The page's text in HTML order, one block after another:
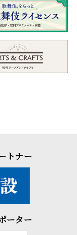
トナー
ーター